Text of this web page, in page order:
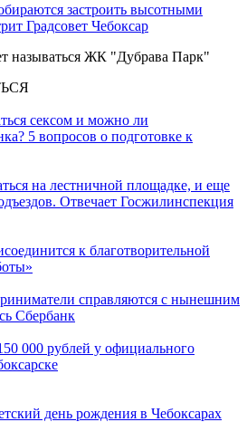
застроить высотными
Градсовет Чебоксар
называться ЖК "Дубрава Парк"
сексом и можно ли
5 вопросов о подготовке к
на лестничной площадке, и еще
Отвечает Госжилинспекция
к благотворительной
справляются с нынешним
Сбербанк
000 рублей у официального
день рождения в Чебоксарах